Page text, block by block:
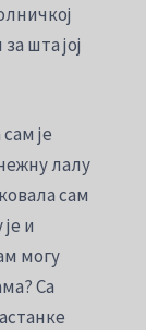
шта јој
је
лалу
сам
и
могу
Са